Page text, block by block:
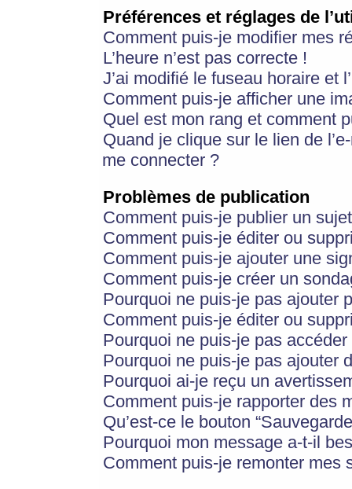
Préférences et réglages de
Comment puis-je modifier mes
L’heure n’est pas correcte !
J’ai modifié le fuseau horaire et
Comment puis-je afficher une
Quel est mon rang et comment
Quand je clique sur le lien de
me connecter ?
Problèmes de publication
Comment puis-je publier un
Comment puis-je éditer ou
Comment puis-je ajouter une
Comment puis-je créer un
Pourquoi ne puis-je pas ajouter
Comment puis-je éditer ou
Pourquoi ne puis-je pas
Pourquoi ne puis-je pas ajouter
Pourquoi ai-je reçu un
Comment puis-je rapporter des
Qu’est-ce le bouton
Pourquoi mon message a-t-il
Comment puis-je remonter mes